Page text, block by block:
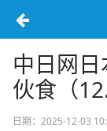
中日网
伙食（
日期：2025-12-03